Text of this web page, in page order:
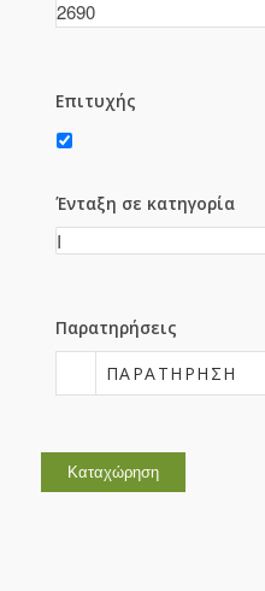
Επιτυχής
Ένταξη σε κατηγορία
Παρατηρήσεις
ΠΑΡΑΤΉΡΗΣΗ